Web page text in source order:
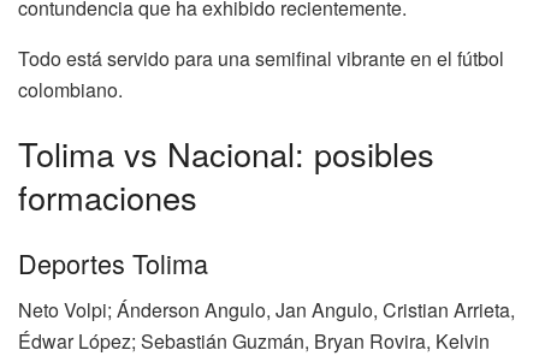
contundencia que ha exhibido recientemente.
Todo está servido para una semifinal vibrante en el fútbol
colombiano.
Tolima vs Nacional: posibles
formaciones
Deportes Tolima
Neto Volpi; Ánderson Angulo, Jan Angulo, Cristian Arrieta,
Édwar López; Sebastián Guzmán, Bryan Rovira, Kelvin